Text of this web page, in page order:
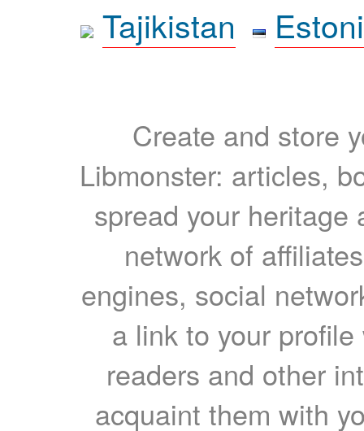
Tajikistan
Create and store
Libmonster: articles,
spread your heritage
network of
engines, social
a link to your
readers and other
acquaint them with